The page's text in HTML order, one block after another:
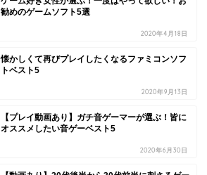
勧めのゲームソフト5選
2020年4月18日
懐かしくて再びプレイしたくなるファミコンソフ
トベスト5
2020年9月13日
【プレイ動画あり】ガチ音ゲーマーが選ぶ！皆に
オススメしたい音ゲーベスト5
2020年6月30日